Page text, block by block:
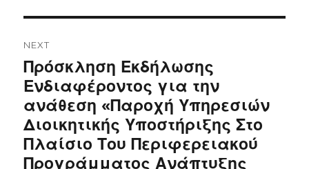
NEXT
Next
post:
Πρόσκληση Εκδήλωσης
Ενδιαφέροντος για την
ανάθεση «Παροχή Υπηρεσιών
Διοικητικής Υποστήριξης Στο
Πλαίσιο Του Περιφερειακού
Προγράμματος Ανάπτυξης